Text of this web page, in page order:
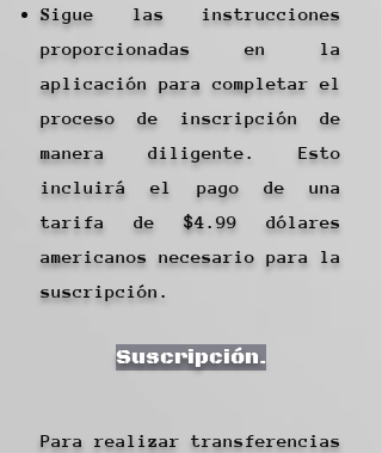
Sigue las instrucciones
proporcionadas en la
aplicación para completar el
proceso de inscripción de
manera diligente. Esto
incluirá el pago de una
tarifa de $4.99 dólares
americanos necesario para la
suscripción.
Suscripción.
Para realizar transferencias